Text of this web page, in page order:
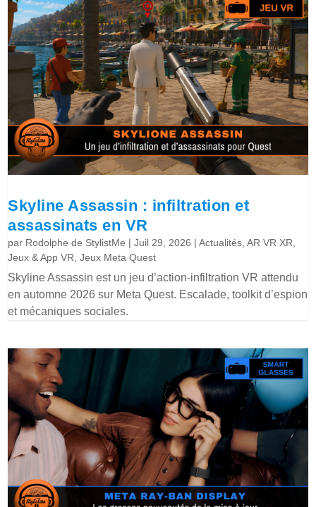
Skyline Assassin : infiltration et
assassinats en VR
par Rodolphe de StylistMe |Juil 29, 2026 |Actualités ,AR VR XR
Jeux & App VR ,Jeux Meta Quest
Skyline Assassin est un jeu d’action-infiltration VR attendu
en automne 2026 sur Meta Quest. Escalade, toolkit d’espion
et mécaniques sociales.